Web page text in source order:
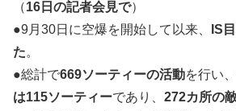
（16日の記者会見で）
●9月30日に空爆を開始して以来、
IS
た。
●総計で669ソーティーの活動を行い
は115ソーティーであり、 272カ所の